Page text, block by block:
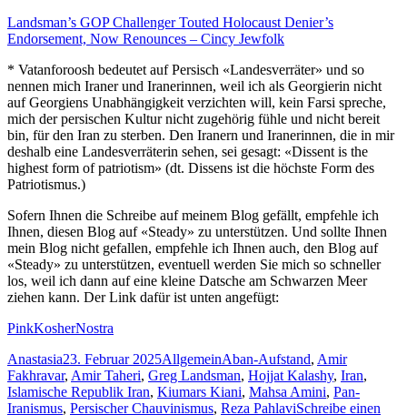
Landsman’s GOP Challenger Touted Holocaust Denier’s
Endorsement, Now Renounces – Cincy Jewfolk
* Vatanforoosh bedeutet auf Persisch «Landesverräter» und so
nennen mich Iraner und Iranerinnen, weil ich als Georgierin nicht
auf Georgiens Unabhängigkeit verzichten will, kein Farsi spreche,
mich der persischen Kultur nicht zugehörig fühle und nicht bereit
bin, für den Iran zu sterben. Den Iranern und Iranerinnen, die in mir
deshalb eine Landesverräterin sehen, sei gesagt: «Dissent is the
highest form of patriotism» (dt. Dissens ist die höchste Form des
Patriotismus.)
Sofern Ihnen die Schreibe auf meinem Blog gefällt, empfehle ich
Ihnen, diesen Blog auf «Steady» zu unterstützen. Und sollte Ihnen
mein Blog nicht gefallen, empfehle ich Ihnen auch, den Blog auf
«Steady» zu unterstützen, eventuell werden Sie mich so schneller
los, weil ich dann auf eine kleine Datsche am Schwarzen Meer
ziehen kann. Der Link dafür ist unten angefügt:
PinkKosherNostra
Autor
AnastasiaVeröffentlicht
am
23. Februar 2025Kategorien
AllgemeinSchlagwörter
Aban-Aufstand, Amir
Fakhravar, Amir Taheri, Greg Landsman, Hojjat Kalashy, Iran,
Islamische Republik Iran, Kiumars Kiani, Mahsa Amini, Pan-
Iranismus, Persischer Chauvinismus, Reza PahlaviSchreibe einen